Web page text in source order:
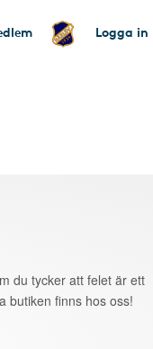
Logga in
du tycker att felet är ett
butiken finns hos oss!